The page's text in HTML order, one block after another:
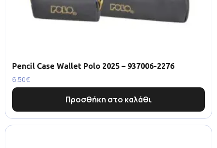
Pencil Case Wallet Polo 2025 – 937006-2276
6.50€
Προσθήκη στο καλάθι